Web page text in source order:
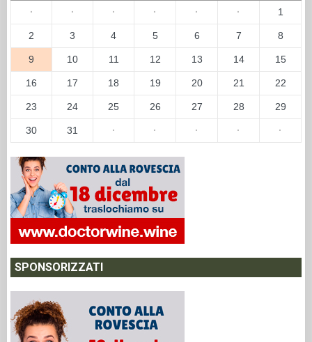
· · · · · · 1
2 3 4 5 6 7 8
9 10 11 12 13 14 15
16 17 18 19 20 21 22
23 24 25 26 27 28 29
30 31 · · · · ·
SPONSORIZZATI